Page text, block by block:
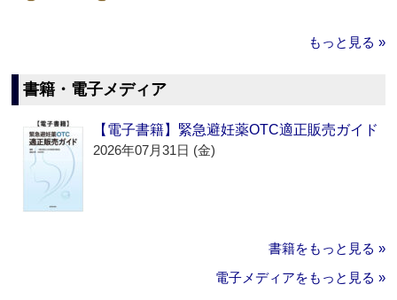
もっと見る »
書籍・電子メディア
【電子書籍】緊急避妊薬OTC適正販売ガイド
2026年07月31日 (金)
書籍をもっと見る »
電子メディアをもっと見る »